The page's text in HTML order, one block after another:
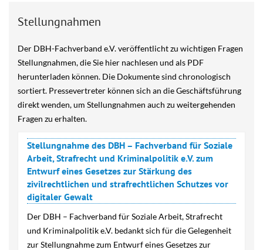
Stellungnahmen
Der DBH-Fachverband e.V. veröffentlicht zu wichtigen Fragen
Stellungnahmen, die Sie hier nachlesen und als PDF
herunterladen können. Die Dokumente sind chronologisch
sortiert. Pressevertreter können sich an die Geschäftsführung
direkt wenden, um Stellungnahmen auch zu weitergehenden
Fragen zu erhalten.
Stellungnahme des DBH – Fachverband für Soziale
Arbeit, Strafrecht und Kriminalpolitik e.V. zum
Entwurf eines Gesetzes zur Stärkung des
zivilrechtlichen und strafrechtlichen Schutzes vor
digitaler Gewalt
Der DBH – Fachverband für Soziale Arbeit, Strafrecht
und Kriminalpolitik e.V. bedankt sich für die Gelegenheit
zur Stellungnahme zum Entwurf eines Gesetzes zur